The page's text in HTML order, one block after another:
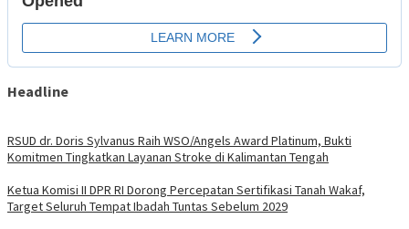
Headline
RSUD dr. Doris Sylvanus Raih WSO/Angels Award Platinum, Bukti
Komitmen Tingkatkan Layanan Stroke di Kalimantan Tengah
Ketua Komisi II DPR RI Dorong Percepatan Sertifikasi Tanah Wakaf,
Target Seluruh Tempat Ibadah Tuntas Sebelum 2029